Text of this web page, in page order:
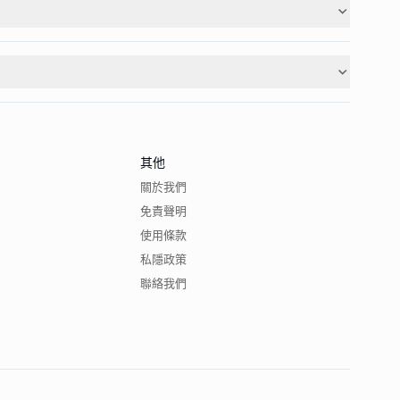
其他
關於我們
免責聲明
使用條款
私隱政策
聯絡我們